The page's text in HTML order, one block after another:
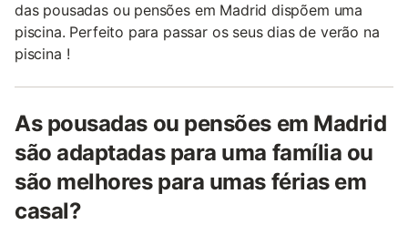
das pousadas ou pensões em Madrid dispõem uma
piscina. Perfeito para passar os seus dias de verão na
piscina !
As pousadas ou pensões em Madrid
são adaptadas para uma família ou
são melhores para umas férias em
casal?